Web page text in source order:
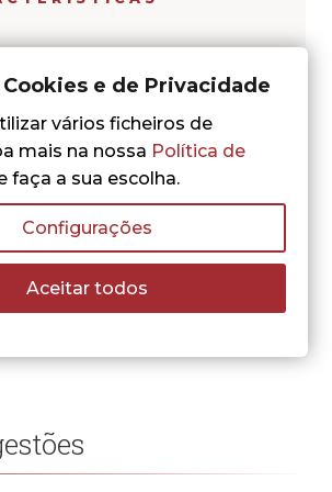
7
e de Privacidade
vários ficheiros de
mais na nossa Política de
faça a sua escolha.
Configurações
Aceitar todos